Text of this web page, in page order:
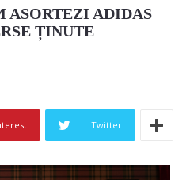
ASORTEZI ADIDAS
ȚINUTE
Twitter